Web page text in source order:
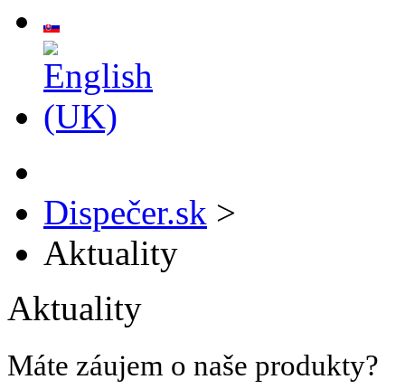
Dispečer.sk >
Aktuality
Aktuality
Máte záujem o naše produkty?